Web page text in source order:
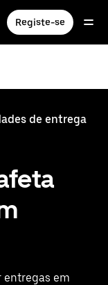
Registe-se
de entrega
entregas em